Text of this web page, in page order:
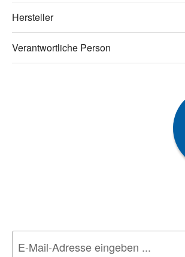
Hersteller
Verantwortliche Person